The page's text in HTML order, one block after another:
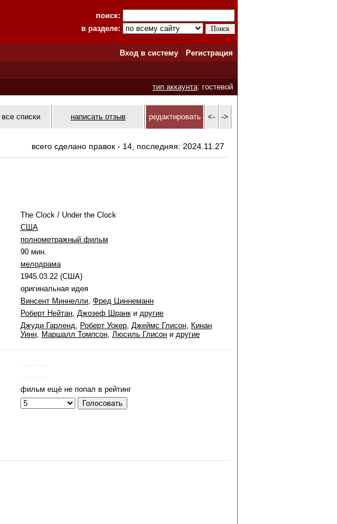
поиск:
в разделе:
Вход в систему
Регистрация
тип аккаунта: гостевой
все списки написать отзыв редактировать <- ->
всего сделано правок - 14, последняя: 2024.11.27
The Clock / Under the Clock
США
полнометражный фильм
90 мин.
мелодрама
1945.03.22 (США)
оригинальная идея
Винсент Миннелли, Фред Циннеманн
Роберт Нейтан, Джозеф Шранк и другие
Джуди Гарленд, Роберт Уокер, Джеймс Глисон, Кинан
Уинн, Маршалл Томпсон, Люсиль Глисон и другие
фильм ещё не попал в рейтинг